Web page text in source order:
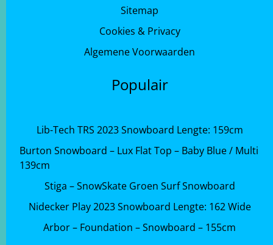
Sitemap
Cookies & Privacy
Algemene Voorwaarden
Populair
Lib-Tech TRS 2023 Snowboard Lengte: 159cm
Burton Snowboard – Lux Flat Top – Baby Blue / Multi
139cm
Stiga – SnowSkate Groen Surf Snowboard
Nidecker Play 2023 Snowboard Lengte: 162 Wide
Arbor – Foundation – Snowboard – 155cm